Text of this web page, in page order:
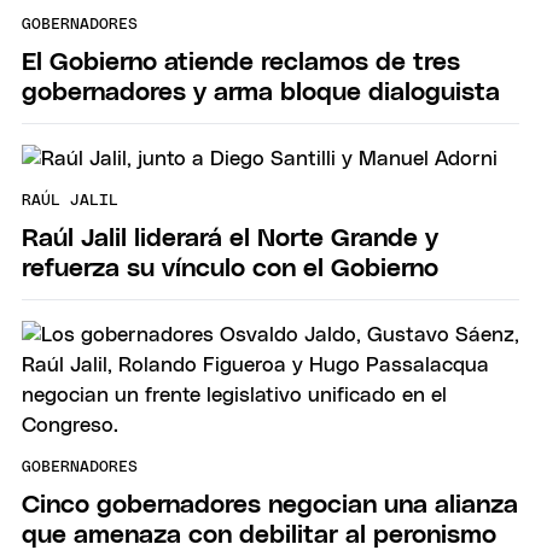
GOBERNADORES
El Gobierno atiende reclamos de tres
gobernadores y arma bloque dialoguista
RAÚL JALIL
Raúl Jalil liderará el Norte Grande y
refuerza su vínculo con el Gobierno
GOBERNADORES
Cinco gobernadores negocian una alianza
que amenaza con debilitar al peronismo